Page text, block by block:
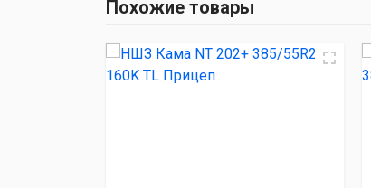
Hankook Smart Flex
Похожие товары